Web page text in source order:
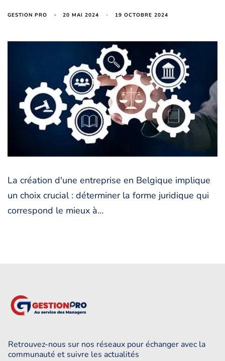
GESTION PRO 20 MAI 2024 19 OCTOBRE 2024
La création d'une entreprise en Belgique implique
un choix crucial : déterminer la forme juridique qui
correspond le mieux à…
Retrouvez-nous sur nos réseaux pour échanger avec la
communauté et suivre les actualités